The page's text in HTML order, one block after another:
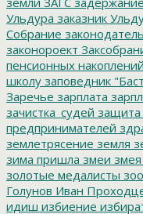
Ульдура заказник
Собрание
законороект
пенсионных накоплений
школу заповедник
Заречье зарплата
зачистка_судей защита
предпринимателей
землетрясение земля
зима пришла змеи змея
золотые медалисты
Голунов Иван
идиш избиение